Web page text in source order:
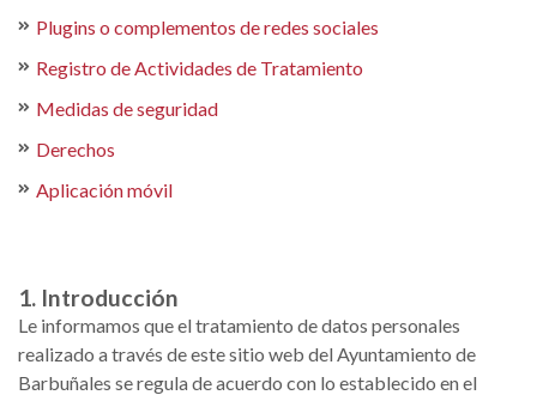
Plugins o complementos de redes sociales
Registro de Actividades de Tratamiento
Medidas de seguridad
Derechos
Aplicación móvil
1. Introducción
Le informamos que el tratamiento de datos personales
realizado a través de este sitio web del Ayuntamiento de
Barbuñales se regula de acuerdo con lo establecido en el